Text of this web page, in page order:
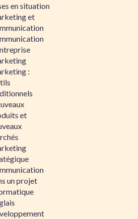
en situation
et
:
et
un projet